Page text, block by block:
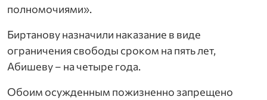
полномочиями».
Биртанову назначили наказание в виде
ограничения свободы сроком на пять лет,
Абишеву – на четыре года.
Обоим осужденным пожизненно запрещено